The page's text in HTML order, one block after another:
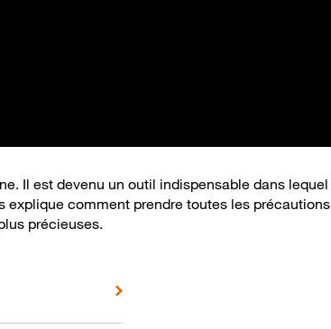
Il est devenu un outil indispensable dans lequel
explique comment prendre toutes les précautions
précieuses.